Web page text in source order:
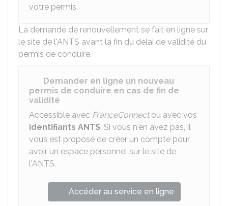
votre permis.
La demande de renouvellement se fait en ligne sur
le site de l'ANTS avant la fin du délai de validité du
permis de conduire.
Demander en ligne un nouveau
permis de conduire en cas de fin de
validité
Accessible avec FranceConnectou avec vos
identifiants ANTS. Si vous n'en avez pas, il
vous est proposé de créer un compte pour
avoir un espace personnel sur le site de
l'ANTS.
Accéder au service en ligne